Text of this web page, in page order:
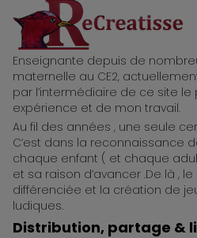
ReCreatisse
Enseignante depuis de
maternelle au CE2,
par l’intermédiaire de ce site
expérience et de mon travail.
Au fil des années , une seule
C’est dans la reconnaissance
chaque enfant ( et chaque
et sa raison d’avancer .De là ,
différenciée et la création de
ludiques.
Distribution, partage &